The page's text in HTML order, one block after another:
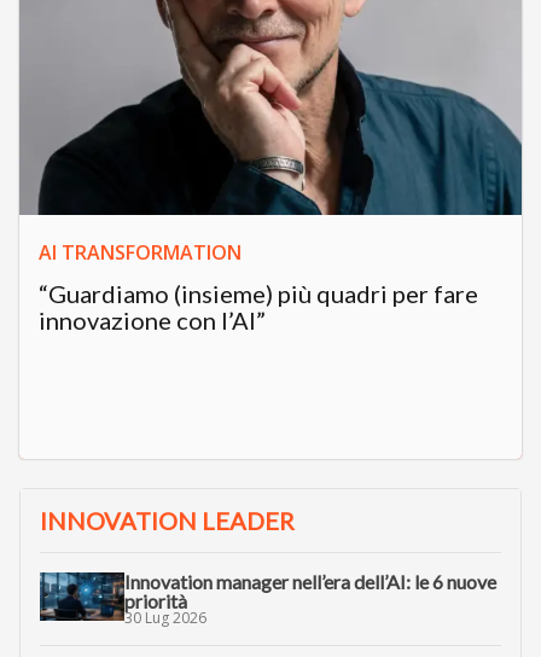
AI TRANSFORMATION
“Guardiamo (insieme) più quadri per fare
innovazione con l’AI”
INNOVATION LEADER
Innovation manager nell’era dell’AI: le 6 nuove
priorità
30 Lug 2026